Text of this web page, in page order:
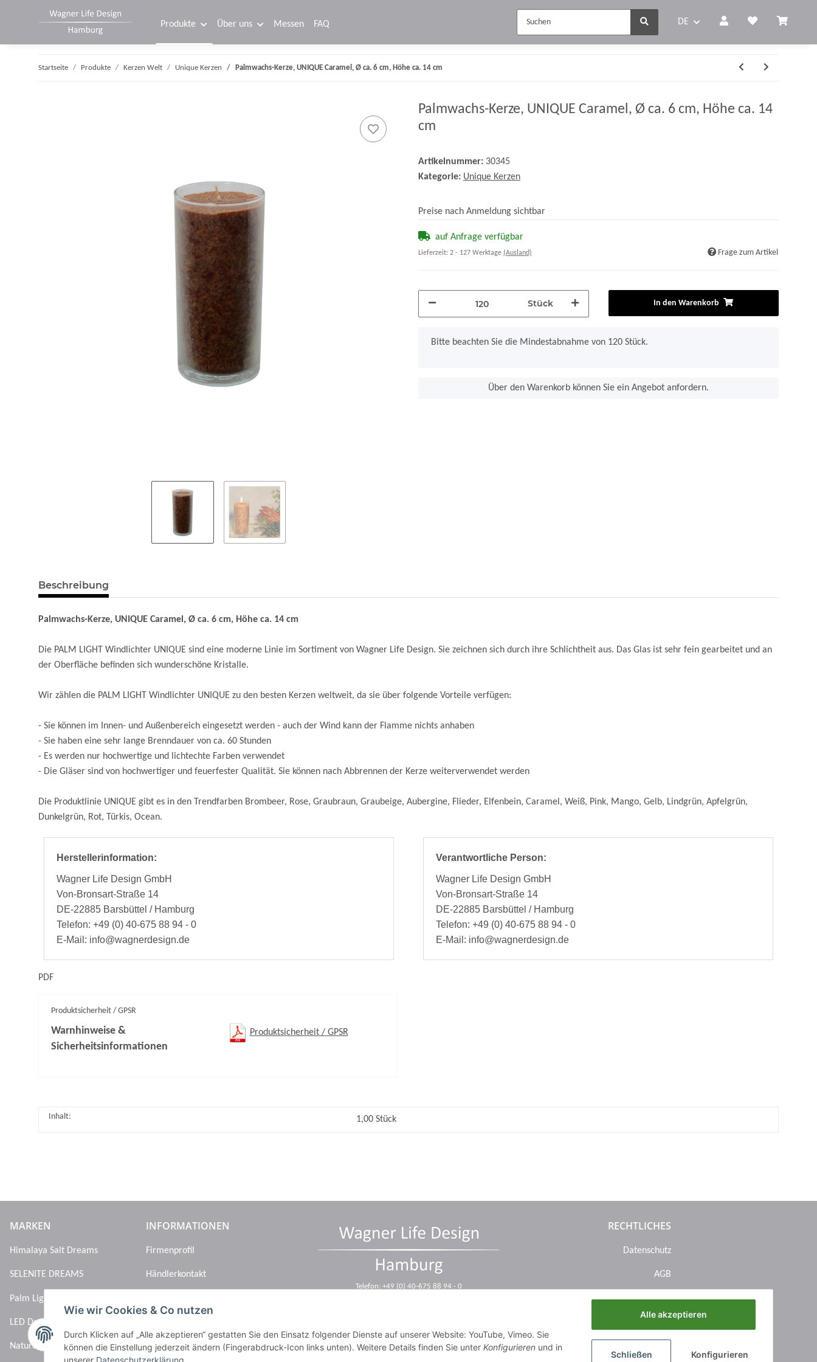
DE
Produkte Über uns Messen FAQ
Startseite Produkte Kerzen Welt Unique Kerzen Palmwachs-Kerze, UNIQUE Caramel, Ø ca. 6 cm, Höhe ca. 14 cm
Palmwachs-Kerze, UNIQUE Caramel, Ø ca. 6 cm, Höhe ca. 14
cm
Artikelnummer: 30345
Kategorie: Unique Kerzen
Preise nach Anmeldung sichtbar
auf Anfrage verfügbar
Lieferzeit: 2 - 127 Werktage (Ausland) Frage zum Artikel
Stück In den Warenkorb
xBitte beachten Sie die Mindestabnahme von 120 Stück.
Über den Warenkorb können Sie ein Angebot anfordern.
Beschreibung
Palmwachs-Kerze, UNIQUE Caramel, Ø ca. 6 cm, Höhe ca. 14 cm
Die PALM LIGHT Windlichter UNIQUE sind eine moderne Linie im Sortiment von Wagner Life Design. Sie zeichnen sich durch ihre Schlichtheit aus. Das Glas ist sehr fein gearbeitet und an
der Oberfläche befinden sich wunderschöne Kristalle.
Wir zählen die PALM LIGHT Windlichter UNIQUE zu den besten Kerzen weltweit, da sie über folgende Vorteile verfügen:
- Sie können im Innen- und Außenbereich eingesetzt werden - auch der Wind kann der Flamme nichts anhaben
- Sie haben eine sehr lange Brenndauer von ca. 60 Stunden
- Es werden nur hochwertige und lichtechte Farben verwendet
- Die Gläser sind von hochwertiger und feuerfester Qualität. Sie können nach Abbrennen der Kerze weiterverwendet werden
Die Produktlinie UNIQUE gibt es in den Trendfarben Brombeer, Rose, Graubraun, Graubeige, Aubergine, Flieder, Elfenbein, Caramel, Weiß, Pink, Mango, Gelb, Lindgrün, Apfelgrün,
Dunkelgrün, Rot, Türkis, Ocean.
Herstellerinformation:
Wagner Life Design GmbH
Von-Bronsart-Straße 14
DE-22885 Barsbüttel / Hamburg
Telefon: +49 (0) 40-675 88 94 - 0
E-Mail: info@wagnerdesign.de
Verantwortliche Person:
Wagner Life Design GmbH
Von-Bronsart-Straße 14
DE-22885 Barsbüttel / Hamburg
Telefon: +49 (0) 40-675 88 94 - 0
E-Mail: info@wagnerdesign.de
PDF
Produktsicherheit / GPSR
Warnhinweise &
Sicherheitsinformationen
Produktsicherheit / GPSR
Inhalt: 1,00 Stück
MARKEN
Himalaya Salt Dreams
SELENITE DREAMS
Palm Light
LED Dreams
Nature’s Melody
INFORMATIONEN
Firmenprofil
Händlerkontakt
Telefon: +49 (0) 40-675 88 94 - 0
RECHTLICHES
Datenschutz
AGB
Sitemap
Wie wir Cookies & Co nutzen
Durch Klicken auf „Alle akzeptieren“ gestatten Sie den Einsatz folgender Dienste auf unserer Website: YouTube, Vimeo. Sie
können die Einstellung jederzeit ändern (Fingerabdruck-Icon links unten). Weitere Details finden Sie unter Konfigurieren und in
Alle akzeptieren
Schließen Konfigurieren